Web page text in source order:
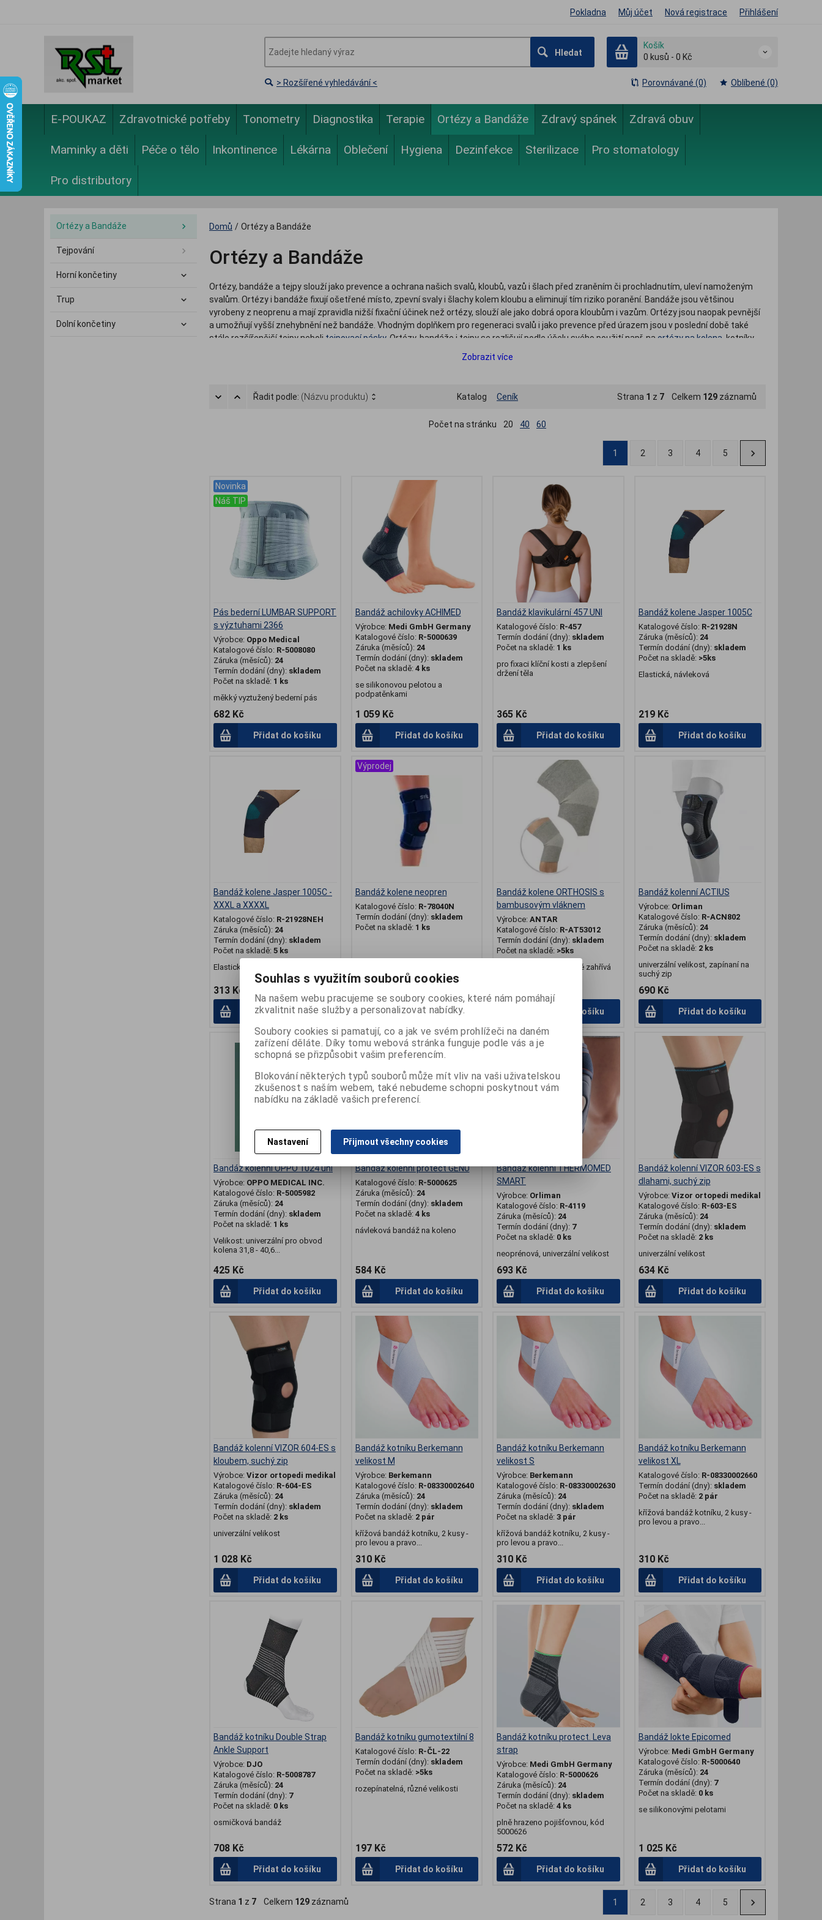
Pokladna Můj účet Nová registrace Přihlášení
Hledat
Košík
0 kusů - 0 Kč
> Rozšířené vyhledávání < Porovnávané (0) Oblíbené (0)
E-POUKAZ Zdravotnické potřeby Tonometry Diagnostika Terapie Ortézy a Bandáže Zdravý spánek Zdravá obuv
Maminky a děti Péče o tělo Inkontinence Lékárna Oblečení Hygiena Dezinfekce Sterilizace Pro stomatology
Pro distributory
Ortézy a Bandáže
Tejpování
Horní končetiny
Trup
Dolní končetiny
Domů / Ortézy a Bandáže
Ortézy a Bandáže
Ortézy, bandáže a tejpy slouží jako prevence a ochrana našich svalů, kloubů, vazů i šlach před zraněním či prochladnutím, uleví namoženým
svalům. Ortézy i bandáže fixují ošetřené místo, zpevní svaly i šlachy kolem kloubu a eliminují tím riziko poranění. Bandáže jsou většinou
vyrobeny z neoprenu a mají zpravidla nižší fixační účinek než ortézy, slouží ale jako dobrá opora kloubům i vazům. Ortézy jsou naopak pevnější
a umožňují vyšší znehybnění než bandáže. Vhodným doplňkem pro regeneraci svalů i jako prevence před úrazem jsou v poslední době také
stále rozšířenější tejpy neboli tejpovací pásky. Ortézy, bandáže i tejpy se rozlišují podle účelu svého použití např. na ortézy na kolena , kotníky,
Zobrazit více
Řadit podle: (Názvu produktu) Katalog Ceník Strana 1 z 7 Celkem 129 záznamů
Počet na stránku 20 40 60
1 2 3 4 5
Novinka
Náš TIP
Pás bederní LUMBAR SUPPORT
s výztuhami 2366
Výrobce: Oppo Medical
Katalogové číslo: R-5008080
Záruka (měsíců): 24
Termín dodání (dny): skladem
Počet na skladě: 1 ks
měkký vyztužený bederní pás
682 Kč
Přidat do košíku
Bandáž achilovky ACHIMED
Výrobce: Medi GmbH Germany
Katalogové číslo: R-5000639
Záruka (měsíců): 24
Termín dodání (dny): skladem
Počet na skladě: 4 ks
se silikonovou pelotou a
podpatěnkami
1 059 Kč
Přidat do košíku
Bandáž klavikulární 457 UNI
Katalogové číslo: R-457
Termín dodání (dny): skladem
Počet na skladě: 1 ks
pro fixaci klíční kosti a zlepšení
držení těla
365 Kč
Přidat do košíku
Bandáž kolene Jasper 1005C
Katalogové číslo: R-21928N
Záruka (měsíců): 24
Termín dodání (dny): skladem
Počet na skladě: >5ks
Elastická, návleková
219 Kč
Přidat do košíku
Bandáž kolene Jasper 1005C -
XXXL a XXXXL
Katalogové číslo: R-21928NEH
Záruka (měsíců): 24
Termín dodání (dny): skladem
Počet na skladě: 5 ks
Elastická, návleková
313 Kč
Přidat do košíku
Výprodej
Bandáž kolene neopren
Katalogové číslo: R-78040N
Termín dodání (dny): skladem
Počet na skladě: 1 ks
Přidat do košíku
Bandáž kolene ORTHOSIS s
bambusovým vláknem
Výrobce: ANTAR
Katalogové číslo: R-AT53012
Termín dodání (dny): skladem
Počet na skladě: >5ks
kompresní návlek, jemně zahřívá
Přidat do košíku
Bandáž kolenní ACTIUS
Výrobce: Orliman
Katalogové číslo: R-ACN802
Záruka (měsíců): 24
Termín dodání (dny): skladem
Počet na skladě: 2 ks
univerzální velikost, zapínaní na
suchý zip
690 Kč
Přidat do košíku
Bandáž kolenní OPPO 1024 uni
Výrobce: OPPO MEDICAL INC.
Katalogové číslo: R-5005982
Záruka (měsíců): 24
Termín dodání (dny): skladem
Počet na skladě: 1 ks
Velikost: univerzální pro obvod
kolena 31,8 - 40,6...
425 Kč
Přidat do košíku
Bandáž kolenní protect GENU
Katalogové číslo: R-5000625
Záruka (měsíců): 24
Termín dodání (dny): skladem
Počet na skladě: 4 ks
návleková bandáž na koleno
584 Kč
Přidat do košíku
.
Bandáž kolenní THERMOMED
SMART
Výrobce: Orliman
Katalogové číslo: R-4119
Záruka (měsíců): 24
Termín dodání (dny): 7
Počet na skladě: 0 ks
neoprénová, univerzální velikost
693 Kč
Přidat do košíku
Bandáž kolenní VIZOR 603-ES s
dlahami, suchý zip
Výrobce: Vizor ortopedi medikal
Katalogové číslo: R-603-ES
Záruka (měsíců): 24
Termín dodání (dny): skladem
Počet na skladě: 2 ks
univerzální velikost
634 Kč
Přidat do košíku
Bandáž kolenní VIZOR 604-ES s
kloubem, suchý zip
Výrobce: Vizor ortopedi medikal
Katalogové číslo: R-604-ES
Záruka (měsíců): 24
Termín dodání (dny): skladem
Počet na skladě: 2 ks
univerzální velikost
1 028 Kč
Přidat do košíku
Bandáž kotníku Berkemann
velikost M
Výrobce: Berkemann
Katalogové číslo: R-08330002640
Záruka (měsíců): 24
Termín dodání (dny): skladem
Počet na skladě: 2 pár
křížová bandáž kotníku, 2 kusy -
pro levou a pravo...
310 Kč
Přidat do košíku
Bandáž kotníku Berkemann
velikost S
Výrobce: Berkemann
Katalogové číslo: R-08330002630
Záruka (měsíců): 24
Termín dodání (dny): skladem
Počet na skladě: 3 pár
křížová bandáž kotníku, 2 kusy -
pro levou a pravo...
310 Kč
Přidat do košíku
Bandáž kotníku Berkemann
velikost XL
Katalogové číslo: R-08330002660
Termín dodání (dny): skladem
Počet na skladě: 2 pár
křížová bandáž kotníku, 2 kusy -
pro levou a pravo...
310 Kč
Přidat do košíku
Bandáž kotníku Double Strap
Ankle Support
Výrobce: DJO
Katalogové číslo: R-5008787
Záruka (měsíců): 24
Termín dodání (dny): 7
Počet na skladě: 0 ks
osmičková bandáž
708 Kč
Přidat do košíku
Bandáž kotníku gumotextilní 8
Katalogové číslo: R-ČL-22
Termín dodání (dny): skladem
Počet na skladě: >5ks
rozepínatelná, různé velikosti
197 Kč
Přidat do košíku
Bandáž kotníku protect. Leva
strap
Výrobce: Medi GmbH Germany
Katalogové číslo: R-5000626
Záruka (měsíců): 24
Termín dodání (dny): skladem
Počet na skladě: 4 ks
plně hrazeno pojišťovnou, kód
5000626
572 Kč
Přidat do košíku
Bandáž lokte Epicomed
Výrobce: Medi GmbH Germany
Katalogové číslo: R-5000640
Záruka (měsíců): 24
Termín dodání (dny): 7
Počet na skladě: 0 ks
se silikonovými pelotami
1 025 Kč
Přidat do košíku
Strana 1 z 7 Celkem 129 záznamů 1 2 3 4 5
Souhlas s využitím souborů cookies
Na našem webu pracujeme se soubory cookies, které nám pomáhají
zkvalitnit naše služby a personalizovat nabídky.
Soubory cookies si pamatují, co a jak ve svém prohlížeči na daném
zařízení děláte. Díky tomu webová stránka funguje podle vás a je
schopná se přizpůsobit vašim preferencím.
Blokování některých typů souborů může mít vliv na vaši uživatelskou
zkušenost s naším webem, také nebudeme schopni poskytnout vám
nabídku na základě vašich preferencí.
Nastavení Přijmout všechny cookies